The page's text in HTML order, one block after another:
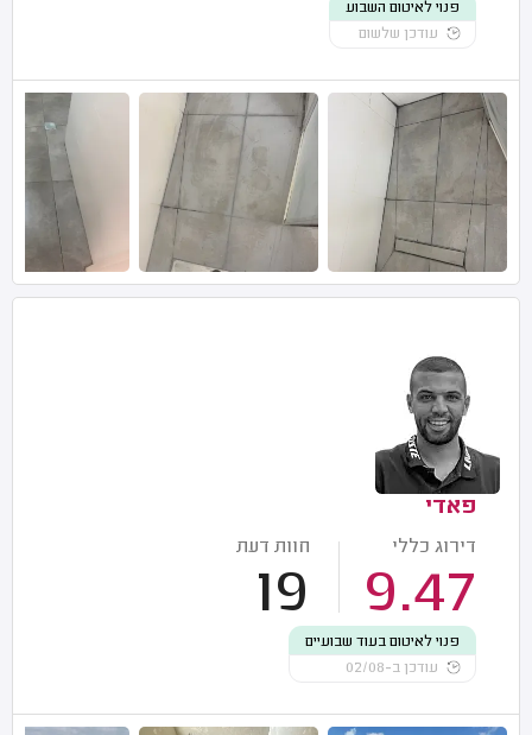
פנוי לאיטום השבוע
עודכן שלשום
פאדי
דירוג כללי
9.47
חוות דעת
19
פנוי לאיטום בעוד שבועיים
עודכן ב-02/08